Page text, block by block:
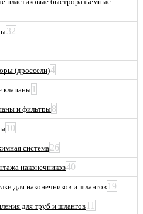
32
(дроссели)4
клапаны 1
и фильтры8
10
система26
наконечников40
для наконечников и шлангов 19
для труб и шлангов11